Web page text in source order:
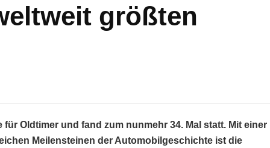
größten
Oldtimer und fand zum nunmehr 34. Mal statt. Mit einer
Meilensteinen der Automobilgeschichte ist die